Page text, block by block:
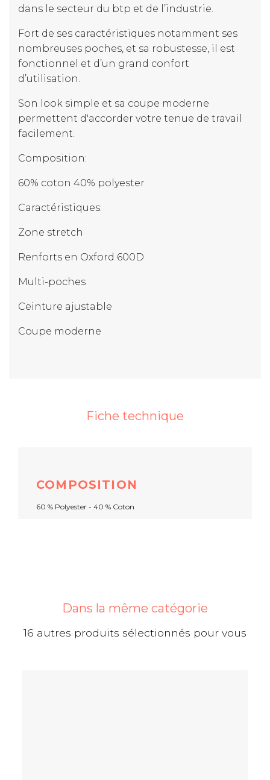
dans le secteur du btp et de l’industrie.
Fort de ses caractéristiques notamment ses
nombreuses poches, et sa robustesse, il est
fonctionnel et d’un grand confort
d’utilisation.
Son look simple et sa coupe moderne
permettent d'accorder votre tenue de travail
facilement.
Composition:
60% coton 40% polyester
Caractéristiques:
Zone stretch
Renforts en Oxford 600D
Multi-poches
Ceinture ajustable
Coupe moderne
Fiche technique
COMPOSITION
60 % Polyester - 40 % Coton
Dans la même catégorie
16 autres produits sélectionnés pour vous